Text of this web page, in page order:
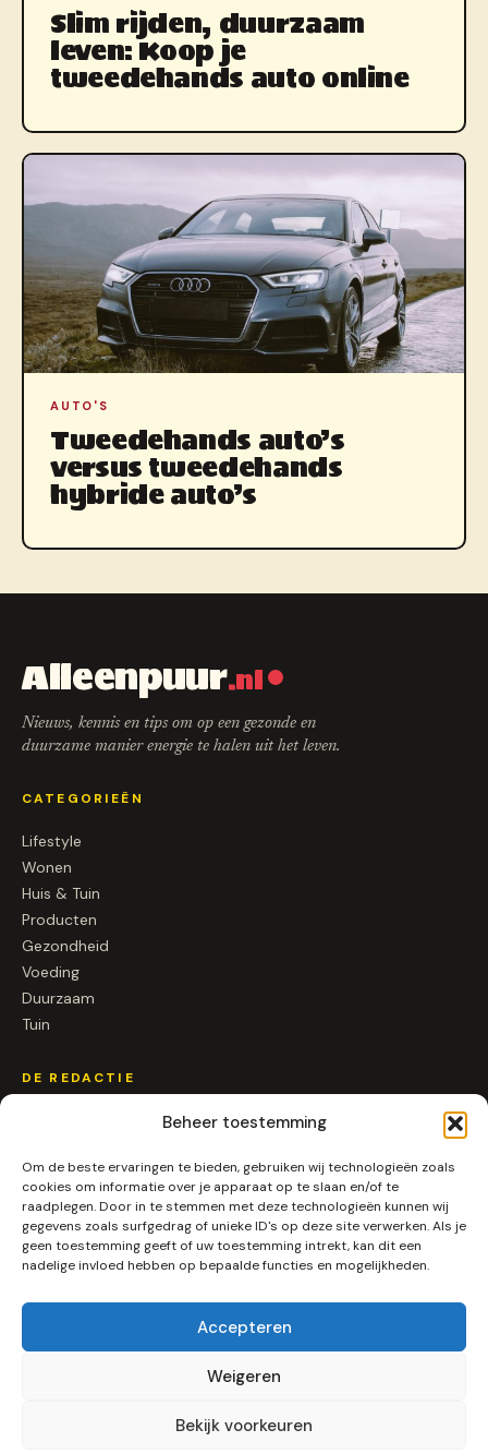
Beheer toestemming
Om de beste ervaringen te bieden, gebruiken wij technologieën zoals
cookies om informatie over je apparaat op te slaan en/of te
raadplegen. Door in te stemmen met deze technologieën kunnen wij
gegevens zoals surfgedrag of unieke ID's op deze site verwerken. Als je
geen toestemming geeft of uw toestemming intrekt, kan dit een
nadelige invloed hebben op bepaalde functies en mogelijkheden.
Accepteren
Weigeren
Bekijk voorkeuren
Slim rijden, duurzaam
leven: Koop je
tweedehands auto online
AUTO'S
Tweedehands auto’s
versus tweedehands
hybride auto’s
Alleenpuur.nl
Nieuws, kennis en tips om op een gezonde en
duurzame manier energie te halen uit het leven.
CATEGORIEËN
Lifestyle
Wonen
Huis & Tuin
Producten
Gezondheid
Voeding
Duurzaam
Tuin
DE REDACTIE
Samenwerken
SOCIAL
Instagram
RSS